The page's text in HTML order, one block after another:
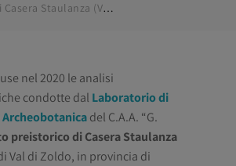
Il sito preistorico di Casera Staulanza (Val di Zoldo, BL): nuove indagini per la ricostruzione del paesaggio vegetale antico
nel 2020 le analisi
condotte dal Laboratorio di
del C.A.A. “G.
preistorico di Casera Staulanza
Val di Zoldo, in provincia di